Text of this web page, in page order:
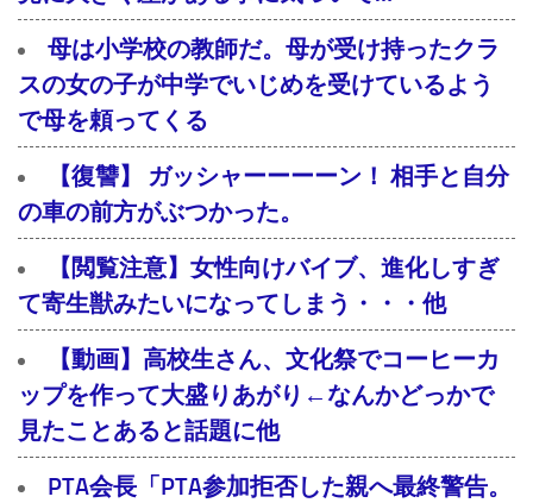
母は小学校の教師だ。母が受け持ったクラ
スの女の子が中学でいじめを受けているよう
で母を頼ってくる
【復讐】 ガッシャーーーーン！ 相手と自分
の車の前方がぶつかった。
【閲覧注意】女性向けバイブ、進化しすぎ
て寄生獣みたいになってしまう・・・他
【動画】高校生さん、文化祭でコーヒーカ
ップを作って大盛りあがり←なんかどっかで
見たことあると話題に他
PTA会長「PTA参加拒否した親へ最終警告。